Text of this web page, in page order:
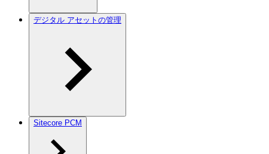
デジタル アセットの管理
Sitecore PCM